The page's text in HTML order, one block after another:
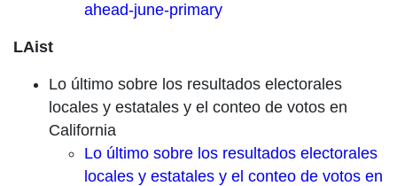
ahead-june-primary
LAist
Lo último sobre los resultados electorales
locales y estatales y el conteo de votos en
California
Lo último sobre los resultados electorales
locales y estatales y el conteo de votos en